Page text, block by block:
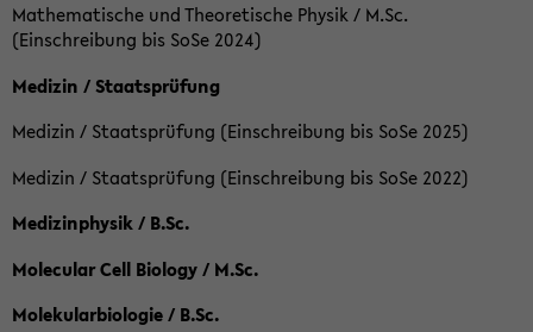
Mathematische und Theoretische Physik / M.Sc.
(Einschreibung bis SoSe 2024)
Medizin / Staatsprüfung
Medizin / Staatsprüfung (Einschreibung bis SoSe 2025)
Medizin / Staatsprüfung (Einschreibung bis SoSe 2022)
Medizinphysik / B.Sc.
Molecular Cell Biology / M.Sc.
Molekularbiologie / B.Sc.